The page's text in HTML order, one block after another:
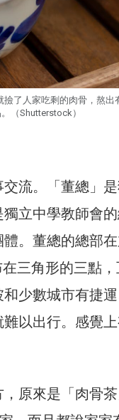
了人家吃剩的肉骨，熬出
（Shutterstock）
流。「董總」
立中學教師會
。董總的總部
在三角形的三點
少數城市有捷
以出行。感覺
原來是「肉骨